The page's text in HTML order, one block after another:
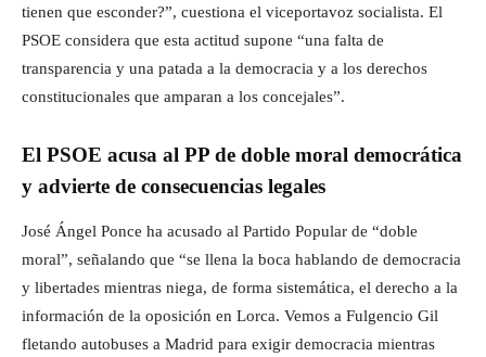
tienen que esconder?”, cuestiona el viceportavoz socialista. El
PSOE considera que esta actitud supone “una falta de
transparencia y una patada a la democracia y a los derechos
constitucionales que amparan a los concejales”.
El PSOE acusa al PP de doble moral democrática
y advierte de consecuencias legales
José Ángel Ponce ha acusado al Partido Popular de “doble
moral”, señalando que “se llena la boca hablando de democracia
y libertades mientras niega, de forma sistemática, el derecho a la
información de la oposición en Lorca. Vemos a Fulgencio Gil
fletando autobuses a Madrid para exigir democracia mientras